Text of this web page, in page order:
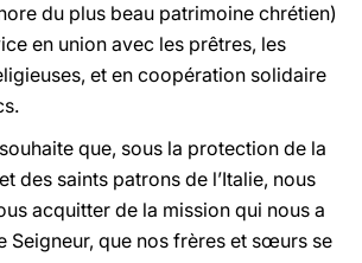
du plus beau patrimoine chrétien)
en union avec les prêtres, les
et en coopération solidaire
que, sous la protection de la
des saints patrons de l’Italie, nous
acquitter de la mission qui nous a
Seigneur, que nos frères et sœurs se